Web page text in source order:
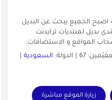
اصبح الجميع يبحث عن البديل
بديل لمنتديات ترايدنت
المواقع و الاستضافات.
السعودية|
زيارة الموقع مباشرة